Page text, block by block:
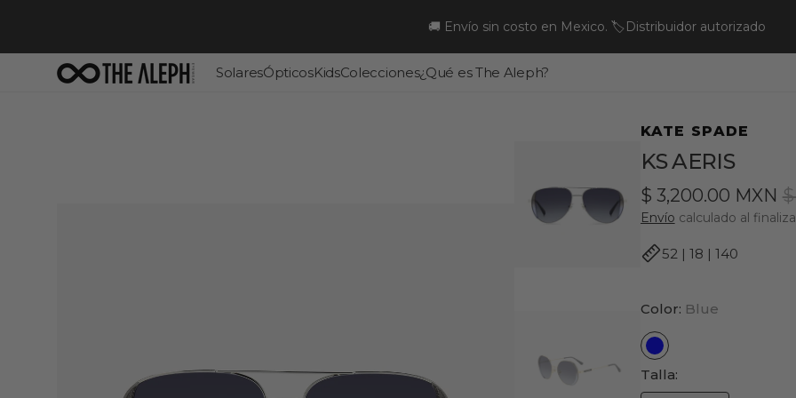
🚚 Envío sin costo en Mexico. 🏷️Distribuidor autorizado
SolaresÓpticosKidsColecciones
The Aleph Book Club
¿Qué es The Aleph?
Nuestra marca
KATE SPADE
KS AERIS
Precio
de
$ 3,200.00 MXN
Envío calculado al
52 | 18 | 140
Color: Blue
Blue
Talla: